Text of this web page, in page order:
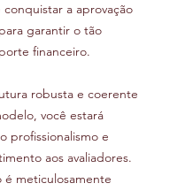
a aprovação
garantir o tão
financeiro.
robusta e coerente
você estará
profissionalismo e
aos avaliadores.
é meticulosamente